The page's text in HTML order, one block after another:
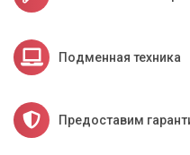
Подменная техника
Предоставим